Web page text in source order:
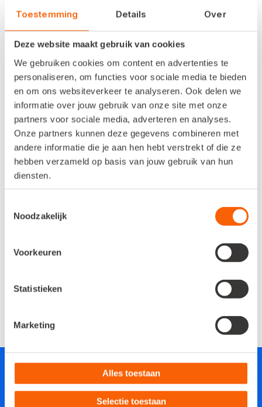
Toestemming Details Over
Deze website maakt gebruik van cookies
We gebruiken cookies om content en advertenties te
personaliseren, om functies voor sociale media te bieden
en om ons websiteverkeer te analyseren. Ook delen we
informatie over jouw gebruik van onze site met onze
partners voor sociale media, adverteren en analyses.
Onze partners kunnen deze gegevens combineren met
andere informatie die je aan hen hebt verstrekt of die ze
hebben verzameld op basis van jouw gebruik van hun
diensten.
Noodzakelijk
Voorkeuren
Statistieken
Marketing
Alles toestaan
Selectie toestaan
In elk systeem dezelfde voorraad
Grijp niet meer mis. Via de uitbreiding
is je webshopvoorraad altijd gelijk
aan de voorraad in je Snelstart-
administratie.
Statusupdates naar klanten
Optioneel: houd klanten automatisch
tijdens het verwerken van hun